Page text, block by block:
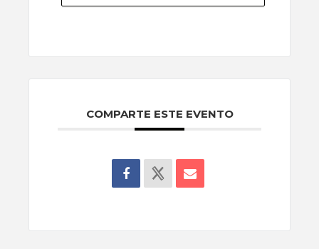
COMPARTE ESTE EVENTO